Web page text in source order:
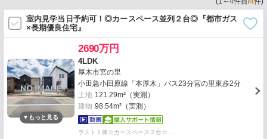
室内見学当日予約可！◎カースペース並列２台◎『都市ガス
×長期優良住宅』
2690万円
4LDK
厚木市宮の里
小田急小田原線「本厚木」バス23分宮の里東歩2分
土地 121.29m²（実測）
建物 98.54m²（実測）
ラスト１棟☆カースペース２台☆…